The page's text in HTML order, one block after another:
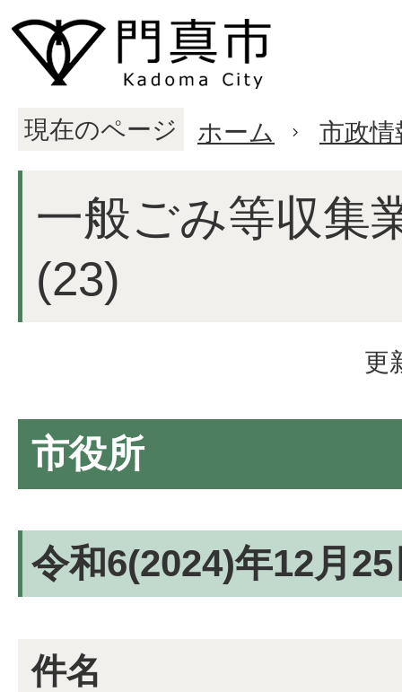
現在のページ ホーム 市政情
一般ごみ等収集
(23)
更
市役所
令和6(2024)年12月
件名